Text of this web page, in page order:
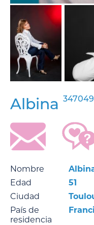
Albina 347049
Nombre
Edad
51
Ciudad
País de
residencia